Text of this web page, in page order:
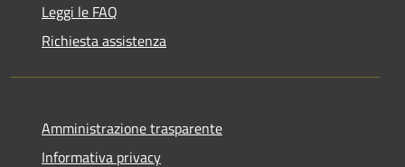
Leggi le FAQ
Richiesta assistenza
Amministrazione trasparente
Informativa privacy